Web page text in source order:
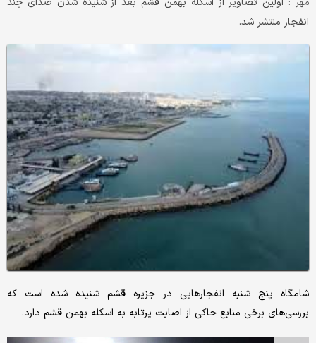
مهر :
انفجار منتشر شد.
شامگاه پنج شنبه انفجارهایی در جزیره قشم شنیده شده است که
بررسی‌های برخی منابع حاکی از اصابت پرتابه به اسکله بهمن قشم دارد.